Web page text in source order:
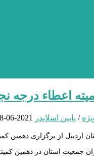
اعطاء درجه
/ یایین اسلایدر 2021-06-08
گفت: پرونده ۱۵۰ نفر از امداد گران و